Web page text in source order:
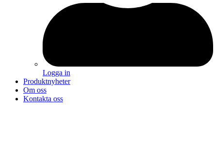
Logga in
Produktnyheter
Om oss
Kontakta oss